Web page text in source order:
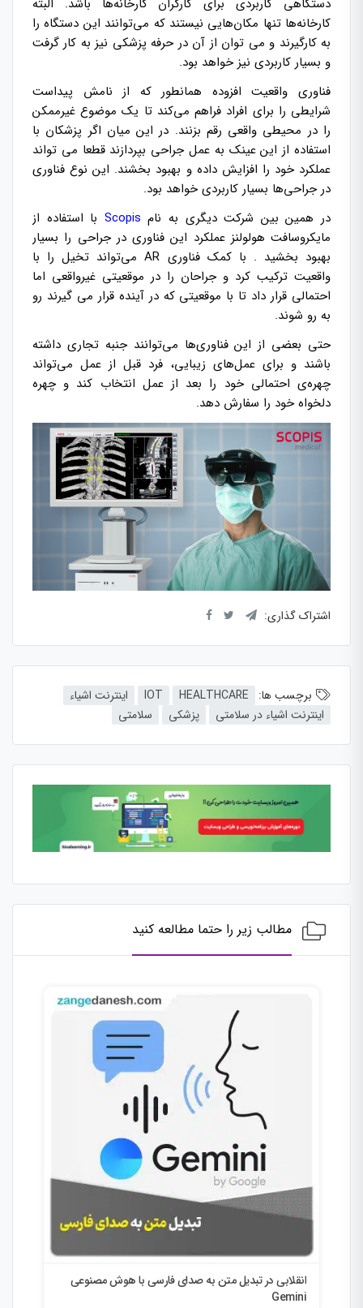
کارخانه‌ها تنها مکان‌هایی نیستند که می‌توانند این دستگاه را
به کارگیرند و می توان از آن در حرفه پزشکی نیز به کار گرفت
و بسیار کاربردی نیز خواهد بود.
فناوری واقعیت افزوده همانطور که از نامش پیداست
شرایطی را برای افراد فراهم می‌کند تا یک موضوع غیرممکن
را در محیطی واقعی رقم بزنند. در این میان اگر پزشکان با
استفاده از این عینک به عمل جراحی بپردازند قطعا می تواند
عملکرد خود را افزایش داده و بهبود بخشند. این نوع فناوری
در جراحی‌ها بسیار کاربردی خواهد بود.
در همین بین شرکت دیگری به نام Scopis با استفاده از
مایکروسافت هولولنز عملکرد این فناوری در جراحی را بسیار
بهبود بخشید . با کمک فناوری AR می‌تواند تخیل را با
واقعیت ترکیب کرد و جراحان را در موقعیتی غیرواقعی اما
احتمالی قرار داد تا با موقعیتی که در آینده قرار می گیرند رو
به رو شوند.
حتی بعضی از این فناوری‌ها می‌توانند جنبه تجاری داشته
باشند و برای عمل‌های زیبایی، فرد قبل از عمل می‌تواند
چهره‌ی احتمالی خود را بعد از عمل انتخاب کند و چهره
دلخواه خود را سفارش دهد.
اشتراک گذاری:
برچسب ها: HEALTHCARE
IOT
اینترنت اشیاء
اینترنت اشیاء در سلامتی
پزشکی سلامتی
مطالب زیر را حتما مطالعه کنید
انقلابی در تبدیل متن به صدای فارسی با هوش مصنوعی
Gemini